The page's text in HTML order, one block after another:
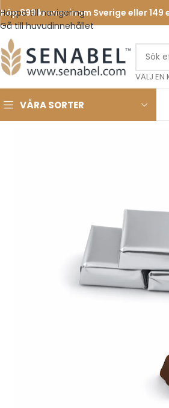
Hoppa till navigering
Gå till huvudinnehållet
Köp 899 kronor inom Sverige eller
VÄLJ EN
VÅRA SORTER